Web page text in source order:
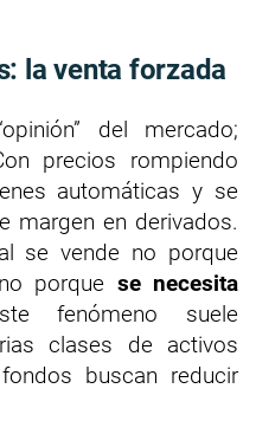
la venta forzada
del mercado;
precios rompiendo
automáticas y se
margen en derivados.
se vende no porque
porque se necesita
fenómeno suele
clases de activos
buscan reducir